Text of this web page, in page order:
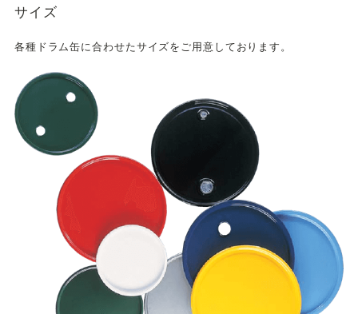
サイズ
各種ドラム缶に合わせたサイズをご用意しております。